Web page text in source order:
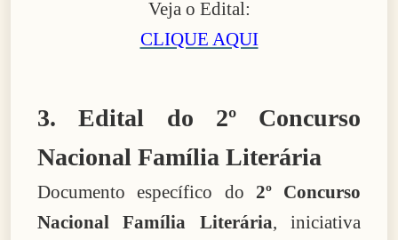
Veja o Edital:
CLIQUE AQUI
3. Edital do 2º Concurso
Nacional Família Literária
Documento específico do 2º Concurso
Nacional Família Literária, iniciativa